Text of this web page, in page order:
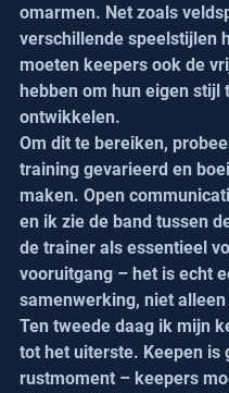
omarmen. Net zoals
verschillende speelstijlen
moeten keepers ook de
hebben om hun eigen stijl
ontwikkelen.
Om dit te bereiken,
training gevarieerd en
maken. Open
en ik zie de band tussen
de trainer als essentieel
vooruitgang – het is echt
samenwerking, niet
Ten tweede daag ik mijn
tot het uiterste. Keepen is
rustmoment – keepers